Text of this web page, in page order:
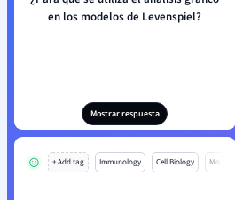
en los modelos de Levenspiel?
Mostrar respuesta
+ Add tag Immunology Cell Biology Mo